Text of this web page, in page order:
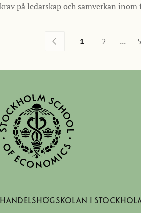
krav på ledarskap och samverkan inom
ett nytt samarbete med Försvarsmakten
Nordic Defense MBA, ett program för
försvarssektorn i Norden med start
1 2 ...
Handelshögskolan i